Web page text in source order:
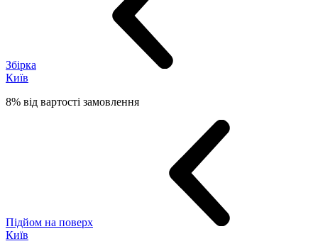
Збірка
Київ
8% від вартості замовлення
Підйом на поверх
Київ